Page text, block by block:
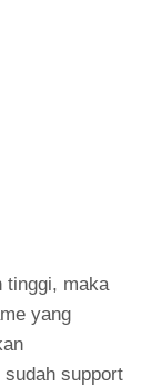
tinggi, maka
yang
support